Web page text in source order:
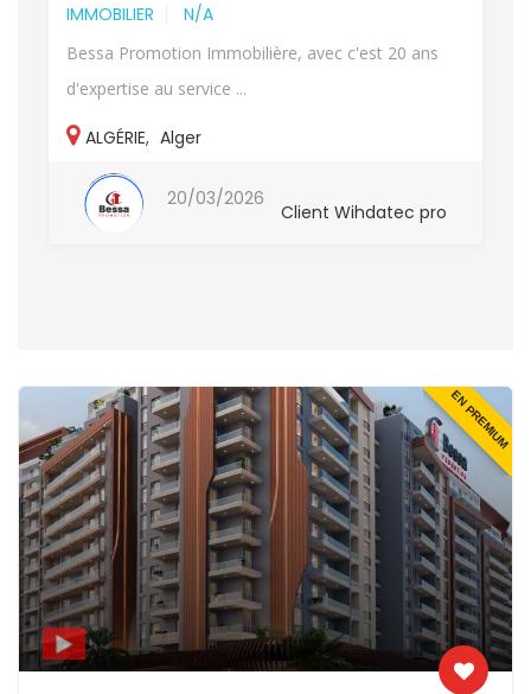
IMMOBILIER N/A
Bessa Promotion Immobilière, avec c'est 20 ans
d'expertise au service ...
ALGÉRIE, Alger
Client Wihdatec pro
20/03/2026
EN PREMIUM